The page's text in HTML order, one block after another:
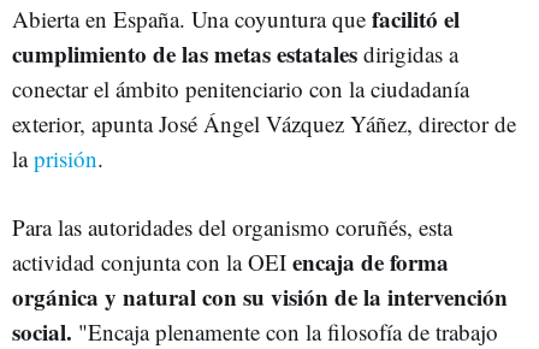
Abierta en España. Una coyuntura que facilitó el
cumplimiento de las metas estatales dirigidas a
conectar el ámbito penitenciario con la ciudadanía
exterior, apunta José Ángel Vázquez Yáñez, director de
laprisión.
Para las autoridades del organismo coruñés, esta
actividad conjunta con la OEI encaja de forma
orgánica y natural con su visión de la intervención
social. "Encaja plenamente con la filosofía de trabajo